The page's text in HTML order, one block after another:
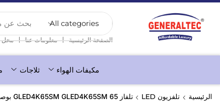
بحث عن
الصفحة الرئيسية ❘ معلومات عنا ❘ محل
مكيفات الهواء ثلاجات
الرئيسية تلفزيون LED تلفاز GLED4K65SM GLED4K65SM 65 بوصة ذكي 4K فائق الوضوح LED مع نظام التشغيل WebOS من جينيرالتك